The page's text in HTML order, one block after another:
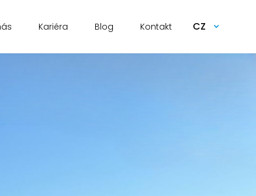
Kariéra Blog Kontakt CZ